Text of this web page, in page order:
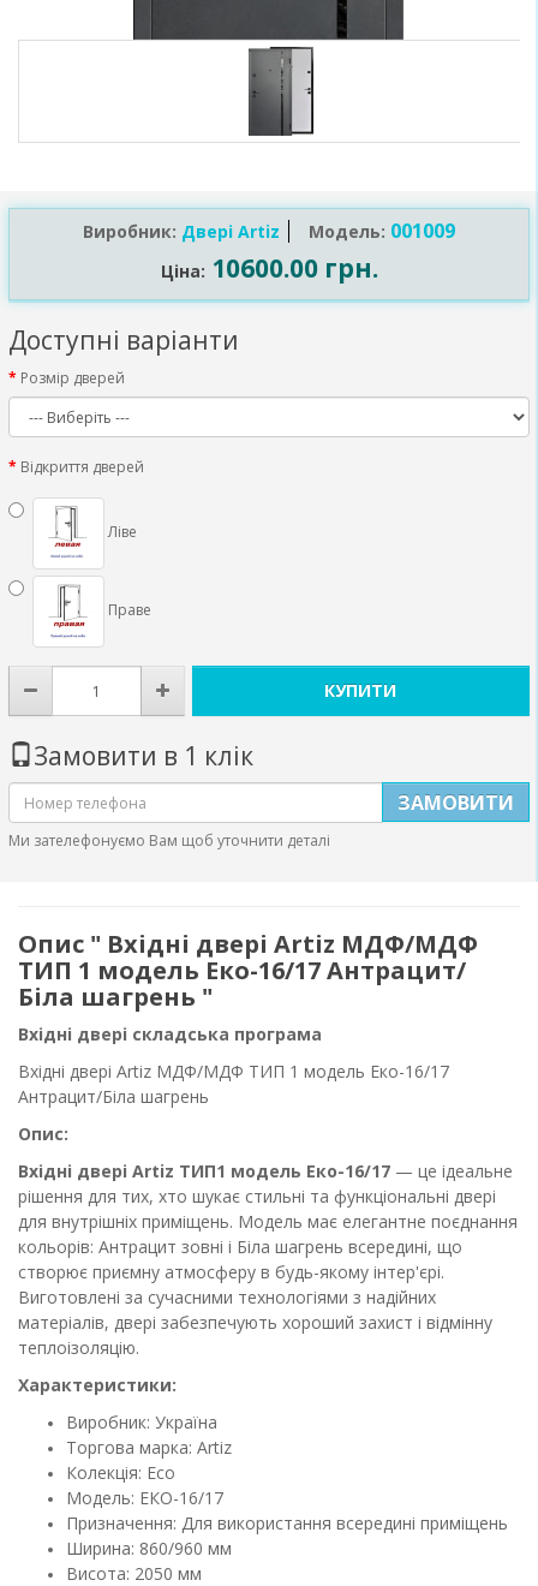
Виробник: Двері Artiz Модель: 001009
Ціна: 10600.00 грн.
Доступні варіанти
Розмір дверей
Відкриття дверей
Ліве
Праве
КУПИТИ
Замовити в 1 клік
ЗАМОВИТИ
Ми зателефонуємо Вам щоб уточнити деталі
Опис " Вхідні двері Artiz МДФ/МДФ
ТИП 1 модель Еко-16/17 Антрацит/
Біла шагрень "
Вхідні двері складська програма
Вхідні двері Artiz МДФ/МДФ ТИП 1 модель Еко-16/17
Антрацит/Біла шагрень
Опис:
Вхідні двері Artiz ТИП1 модель Еко-16/17 — це ідеальне
рішення для тих, хто шукає стильні та функціональні двері
для внутрішніх приміщень. Модель має елегантне поєднання
кольорів: Антрацит зовні і Біла шагрень всередині, що
створює приємну атмосферу в будь-якому інтер'єрі.
Виготовлені за сучасними технологіями з надійних
матеріалів, двері забезпечують хороший захист і відмінну
теплоізоляцію.
Характеристики:
Виробник: Україна
Торгова марка: Artiz
Колекція: Eco
Модель: ЕКО-16/17
Призначення: Для використання всередині приміщень
Ширина: 860/960 мм
Висота: 2050 мм